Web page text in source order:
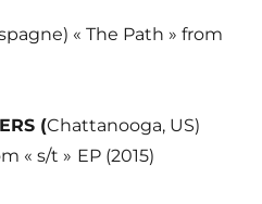
« The Path » from
(Chattanooga, US)
« s/t » EP (2015)